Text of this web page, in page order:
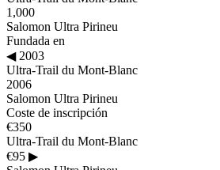
1,000
Salomon Ultra Pirineu
Fundada en
◀2003
Ultra-Trail du Mont-Blanc
2006
Salomon Ultra Pirineu
Coste de inscripción
€350
Ultra-Trail du Mont-Blanc
€95 ▶